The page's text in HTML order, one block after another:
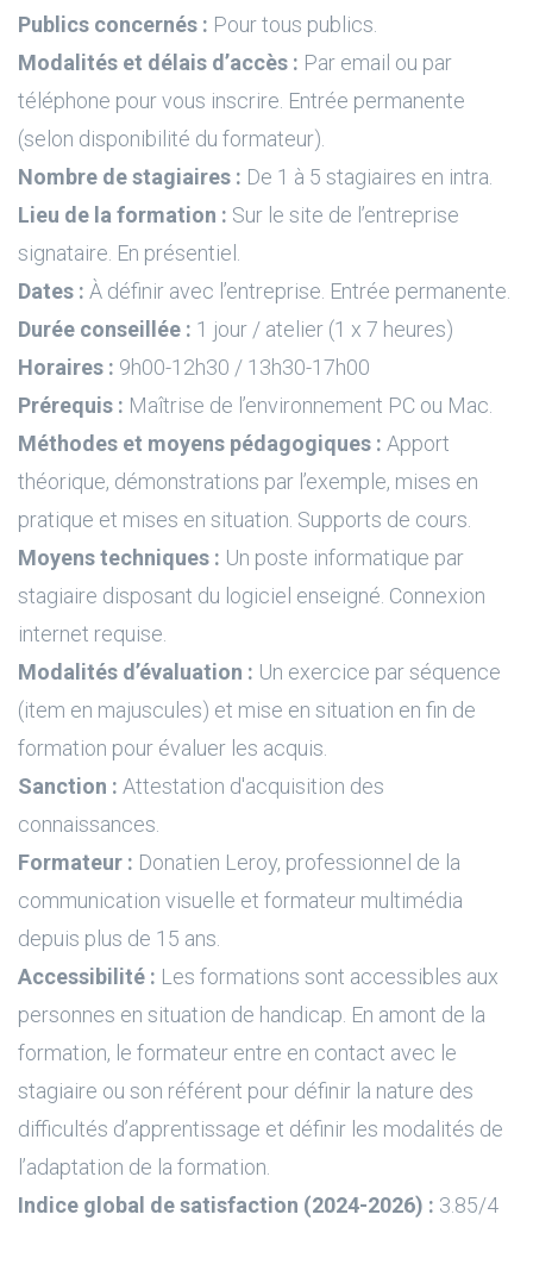
Publics concernés : Pour tous publics.
Modalités et délais d’accès : Par email ou par
téléphone pour vous inscrire. Entrée permanente
(selon disponibilité du formateur).
Nombre de stagiaires : De 1 à 5 stagiaires en intra.
Lieu de la formation : Sur le site de l’entreprise
signataire. En présentiel.
Dates : À définir avec l’entreprise. Entrée permanente.
Durée conseillée : 1 jour / atelier (1 x 7 heures)
Horaires : 9h00-12h30 / 13h30-17h00
Prérequis : Maîtrise de l’environnement PC ou Mac.
Méthodes et moyens pédagogiques : Apport
théorique, démonstrations par l’exemple, mises en
pratique et mises en situation. Supports de cours.
Moyens techniques : Un poste informatique par
stagiaire disposant du logiciel enseigné. Connexion
internet requise.
Modalités d’évaluation : Un exercice par séquence
(item en majuscules) et mise en situation en fin de
formation pour évaluer les acquis.
Sanction : Attestation d'acquisition des
connaissances.
Formateur : Donatien Leroy, professionnel de la
communication visuelle et formateur multimédia
depuis plus de 15 ans.
Accessibilité : Les formations sont accessibles aux
personnes en situation de handicap. En amont de la
formation, le formateur entre en contact avec le
stagiaire ou son référent pour définir la nature des
difficultés d’apprentissage et définir les modalités de
l’adaptation de la formation.
Indice global de satisfaction (2024-2026) : 3.85/4